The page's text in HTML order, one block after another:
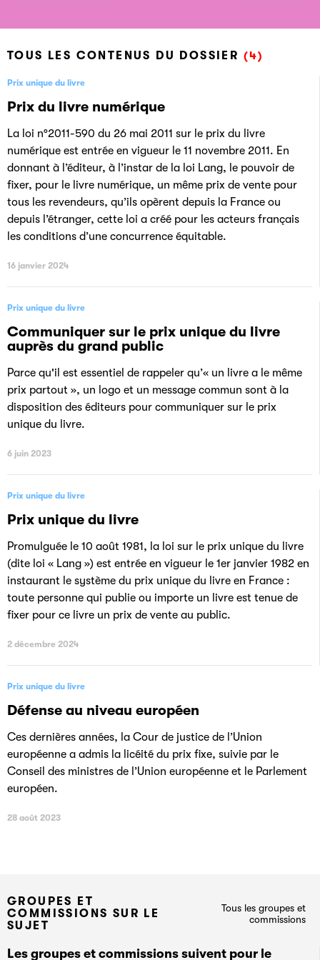
TOUS LES CONTENUS DU DOSSIER (4)
Prix unique du livre
Prix du livre numérique
La loi n°2011-590 du 26 mai 2011 sur le prix du livre
numérique est entrée en vigueur le 11 novembre 2011. En
donnant à l’éditeur, à l’instar de la loi Lang, le pouvoir de
fixer, pour le livre numérique, un même prix de vente pour
tous les revendeurs, qu’ils opèrent depuis la France ou
depuis l’étranger, cette loi a créé pour les acteurs français
les conditions d’une concurrence équitable.
16 janvier 2024
Prix unique du livre
Communiquer sur le prix unique du livre
auprès du grand public
Parce qu'il est essentiel de rappeler qu’« un livre a le même
prix partout », un logo et un message commun sont à la
disposition des éditeurs pour communiquer sur le prix
unique du livre.
6 juin 2023
Prix unique du livre
Prix unique du livre
Promulguée le 10 août 1981, la loi sur le prix unique du livre
(dite loi « Lang ») est entrée en vigueur le 1er janvier 1982 en
instaurant le système du prix unique du livre en France :
toute personne qui publie ou importe un livre est tenue de
fixer pour ce livre un prix de vente au public.
2 décembre 2024
Prix unique du livre
Défense au niveau européen
Ces dernières années, la Cour de justice de l’Union
européenne a admis la licéité du prix fixe, suivie par le
Conseil des ministres de l’Union européenne et le Parlement
européen.
28 août 2023
GROUPES ET
COMMISSIONS SUR LE
SUJET
Tous les groupes et
commissions
Les groupes et commissions suivent pour le